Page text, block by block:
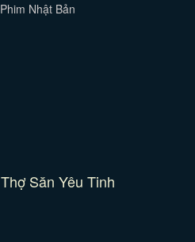
Phim Nhật Bản
Thợ Săn Yêu Tinh